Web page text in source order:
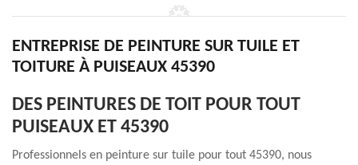
ENTREPRISE DE PEINTURE SUR TUILE ET
TOITURE À PUISEAUX 45390
DES PEINTURES DE TOIT POUR TOUT
PUISEAUX ET 45390
Professionnels en peinture sur tuile pour tout 45390, nous